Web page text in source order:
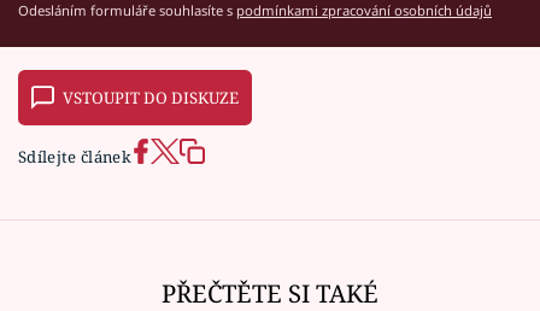
Odesláním formuláře souhlasíte s podmínkami zpracování osobních údajů
VSTOUPIT DO DISKUZE
Sdílejte článek
PŘEČTĚTE SI TAKÉ